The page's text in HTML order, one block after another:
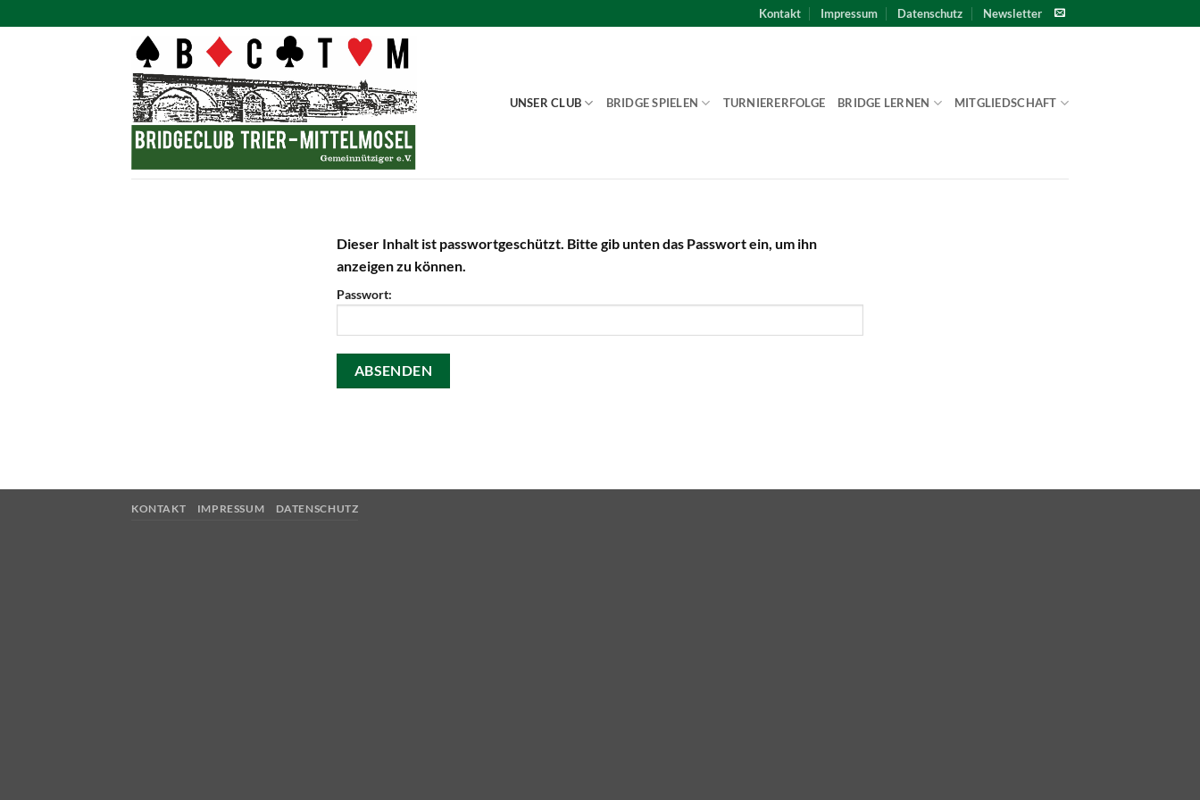
Inhalt
Kontakt Impressum Datenschutz Newsletter
UNSER CLUB BRIDGE SPIELEN TURNIERERFOLGE BRIDGE LERNEN MITGLIEDSCHAFT
Dieser Inhalt ist passwortgeschützt. Bitte gib unten das Passwort ein, um ihn
anzeigen zu können.
Passwort:
KONTAKT IMPRESSUM DATENSCHUTZ